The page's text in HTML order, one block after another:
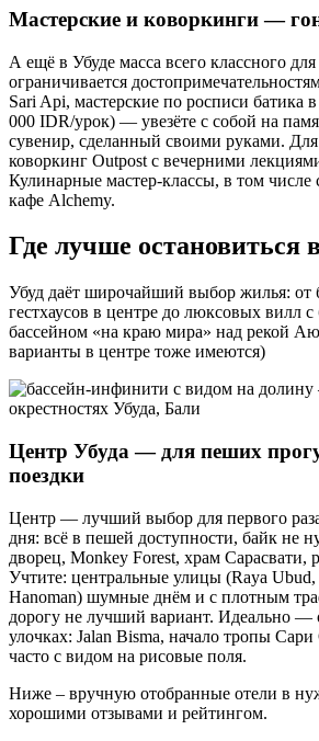
Мастерские и коворкинги —
А ещё в Убуде масса всего классного
ограничивается
Sari Api, мастерские по росписи батика
000 IDR/урок) — увезёте с собой на
сувенир, сделанный своими руками.
коворкинг Outpost с вечерними
Кулинарные мастер-классы, в том
кафе Alchemy.
Где лучше остановиться
Убуд даёт широчайший выбор жилья:
гестхаусов в центре до люксовых вилл
бассейном «на краю мира» над рекой
варианты в центре тоже имеются)
Центр Убуда — для пеших
поездки
Центр — лучший выбор для первого
дня: всё в пешей доступности, байк не
дворец, Monkey Forest, храм
Учтите: центральные улицы (Raya Ubud,
Hanoman) шумные днём и с плотным
дорогу не лучший вариант. Идеально —
улочках: Jalan Bisma, начало тропы
часто с видом на рисовые поля.
Ниже – вручную отобранные отели в
хорошими отзывами и рейтингом.